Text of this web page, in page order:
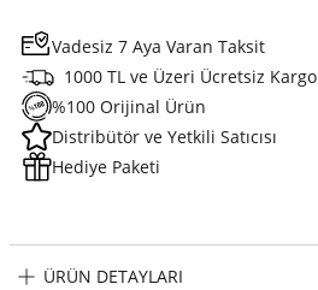
Vadesiz 7 Aya Varan Taksit
1000 TL ve Üzeri Ücretsiz Kargo
%100 Orijinal Ürün
Distribütör ve Yetkili Satıcısı
Hediye Paketi
ÜRÜN DETAYLARI